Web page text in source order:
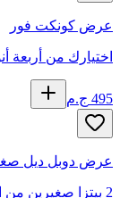
عرض كونكت فور
اختيارك من أربعة
495 ج.م
عرض دوبل ديل
2 بيتزا صغيرين من اختيارك